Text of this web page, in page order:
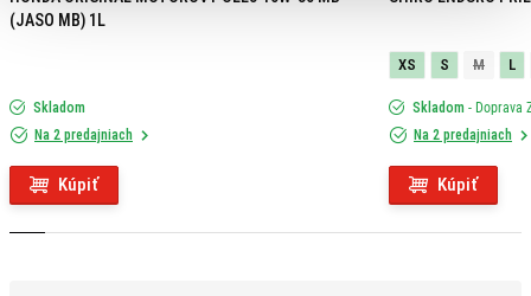
(JASO MB) 1L
Skladom
Na 2 predajniach
Kúpiť
XS S M L
Skladom - Doprava
Na 2 predajniach
Kúpiť